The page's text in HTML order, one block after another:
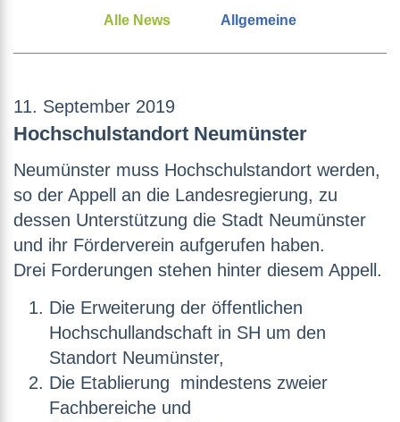
Alle News Allgemeine
11. September 2019
Hochschulstandort Neumünster
Neumünster muss Hochschulstandort werden,
so der Appell an die Landesregierung, zu
dessen Unterstützung die Stadt Neumünster
und ihr Förderverein aufgerufen haben.
Drei Forderungen stehen hinter diesem Appell.
Die Erweiterung der öffentlichen
Hochschullandschaft in SH um den
Standort Neumünster,
Die Etablierung mindestens zweier
Fachbereiche und